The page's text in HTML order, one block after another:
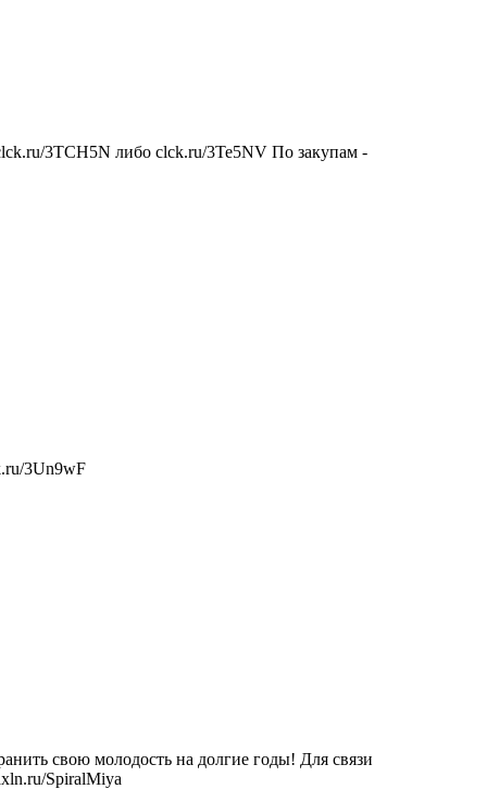
3TCH5N либо clck.ru/3Te5NV По закупам -
3Un9wF
свою молодость на долгие годы! Для связи
SpiralMiya